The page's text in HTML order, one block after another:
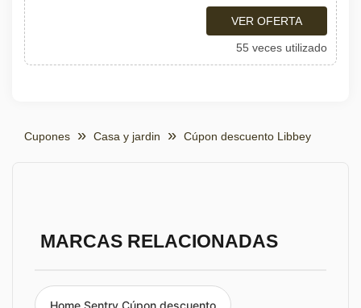
VER OFERTA
55 veces utilizado
Cupones Casa y jardin Cúpon descuento Libbey
MARCAS RELACIONADAS
Home Sentry Cúpon descuento